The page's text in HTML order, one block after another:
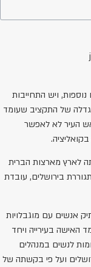
ויש התחייבות
דרשה הגדלה של התקציב שעומד
העיר לא לאפשר
לארץ מארצות הברית
מתגוררת בירושלים, עובדת
אנשים עם מוגבלויות
האישה בעירייה ויחד
לנשים במנהלים
ועל פי בקשתה של